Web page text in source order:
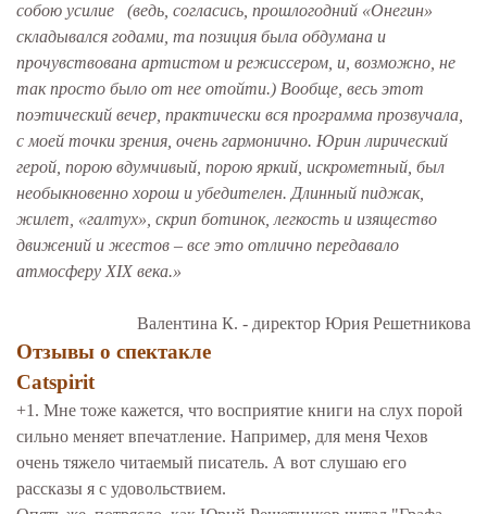
собою усилие (ведь, согласись, прошлогодний «Онегин»
складывался годами, та позиция была обдумана и
прочувствована артистом и режиссером, и, возможно, не
так просто было от нее отойти.) Вообще, весь этот
поэтический вечер, практически вся программа прозвучала,
с моей точки зрения, очень гармонично. Юрин лирический
герой, порою вдумчивый, порою яркий, искрометный, был
необыкновенно хорош и убедителен. Длинный пиджак,
жилет, «галтух», скрип ботинок, легкость и изящество
движений и жестов – все это отлично передавало
атмосферу XIX века.»
Валентина К. - директор Юрия Решетникова
Отзывы о спектакле
Catspirit
+1. Мне тоже кажется, что восприятие книги на слух порой
сильно меняет впечатление. Например, для меня Чехов
очень тяжело читаемый писатель. А вот слушаю его
рассказы я с удовольствием.